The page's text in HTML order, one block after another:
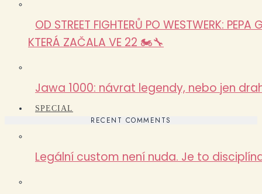
OD STREET FIGHTERŮ PO WESTWERK: PEPA
KTERÁ ZAČALA VE 22 🏍️🔧
Jawa 1000: návrat legendy, nebo jen
SPECIAL
Legální custom není nuda. Je to
ONDRA VLK: NEJTĚŽŠÍ NEBYLA CESTA… ALE NÁVRAT
DOMŮ 😢🏍️
MAROKO DÍL 3: DVA DÍLY STRACHU, PAK SAHARA!
NEZAPOMENEM 🏍️
RECENT COMMENTS
Zajíc:MotoEmotion 2025